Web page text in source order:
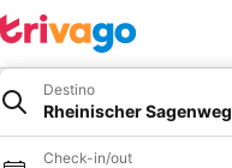
Destino
Rheinischer Sagenweg
Check-in/out